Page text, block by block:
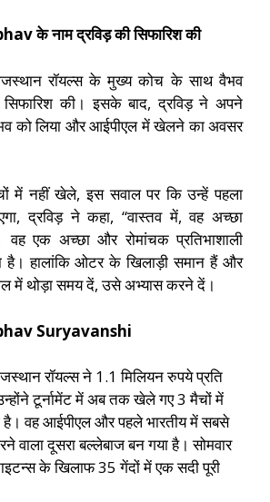
के नाम द्रविड़ की सिफारिश की
रॉयल्स के मुख्य कोच के साथ वैभव
सिफारिश की। इसके बाद, द्रविड़ ने अपने
को लिया और आईपीएल में खेलने का अवसर
में नहीं खेले, इस सवाल पर कि उन्हें पहला
द्रविड़ ने कहा, “वास्तव में, वह अच्छा
वह एक अच्छा और रोमांचक प्रतिभाशाली
है। हालांकि ओटर के खिलाड़ी समान हैं और
में थोड़ा समय दें, उसे अभ्यास करने दें।
Suryavanshi
रॉयल्स ने 1.1 मिलियन रुपये प्रति
टूर्नामेंट में अब तक खेले गए 3 मैचों में
वह आईपीएल और पहले भारतीय में सबसे
वाला दूसरा बल्लेबाज बन गया है। सोमवार
के खिलाफ 35 गेंदों में एक सदी पूरी